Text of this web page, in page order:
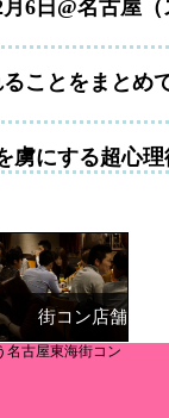
月6日@名古屋（
ことをまとめ
虜にする超心理
街コン店舗
名古屋東海街コン